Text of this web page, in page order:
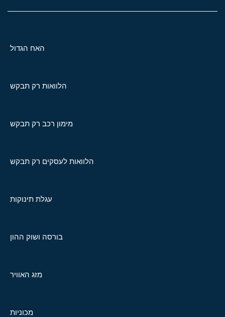
האח הגדול
הלוואות רק תבקש
מימון רכב רק תבקש
הלוואות לעסקים רק תבקש
עגלת תינוקות
בורסה ושוק ההון
מזג האוויר
מכוניות